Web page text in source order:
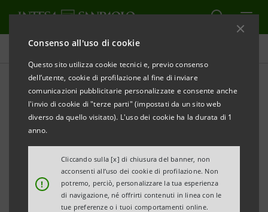
Consenso all'uso di cookie
Questo sito utilizza cookie tecnici e, previo consenso
dell’utente, cookie di profilazione al fine di inviare
comunicazioni pubblicitarie personalizzate e consente anche
l'invio di cookie di "terze parti" (impostati da un sito web
diverso da quello visitato). L'uso dei cookie ha la durata di 1
anno.
!
Cliccando sulla [x] di chiusura del banner, non
acconsenti all’uso dei cookie di profilazione. Non
potremo, perciò, personalizzare la tua esperienza
di navigazione, né offrirti contenuti in linea con le
tue preferenze o i tuoi comportamenti online.
Impatti ambientali diretti
Emissioni gas a effetto
serra
Il Gruppo Intesa Sanpaolo da tempo persegue una
sistematica progressiva riduzione delle proprie